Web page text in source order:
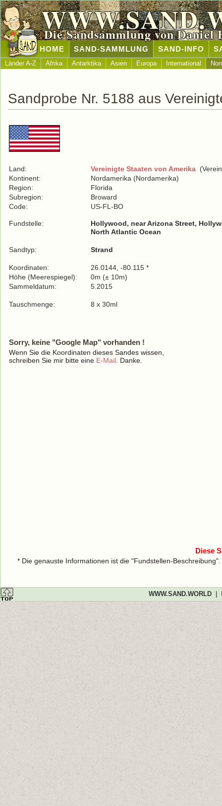
Die Sandsammlung von Daniel
HOME SAND-SAMMLUNG SAND-INFO
Länder A-Z Afrika Antarktika Asien Europa International
Sandprobe Nr. 5188 aus
Land: Vereinigte Staaten von Amerika
Kontinent:
Nordamerika (Nordamerika)
Region:
Florida
Subregion:
Broward
Code:
US-FL-BO
Fundstelle:
Hollywood, near Arizona Street,
North Atlantic Ocean
Sandtyp: Strand
Koordinaten:
26.0144, -80.115 *
Höhe (Meerespiegel):
0m (± 10m)
Sammeldatum:
5.2015
Tauschmenge: 8 x 30ml
Sorry, keine "Google Map" vorhanden !
Wenn Sie die Koordinaten dieses Sandes wissen,
schreiben Sie mir bitte eine E-Mail . Danke.
Diese
* Die genauste Informationen ist die "Fundstellen-
WWW.SAND.WORLD|